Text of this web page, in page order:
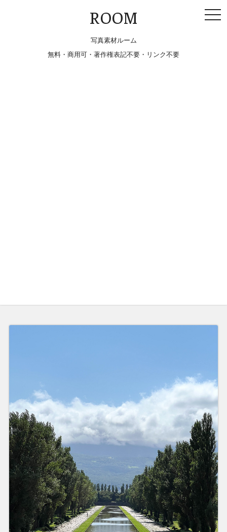
ROOM
写真素材ルーム
無料・商用可・著作権表記不要・リンク不要